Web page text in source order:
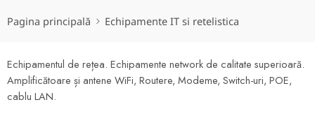
Pagina principală Echipamente IT si retelistica
Echipamentul de rețea. Echipamente network de calitate superioară.
Amplificătoare și antene WiFi, Routere, Modeme, Switch-uri, POE,
cablu LAN.